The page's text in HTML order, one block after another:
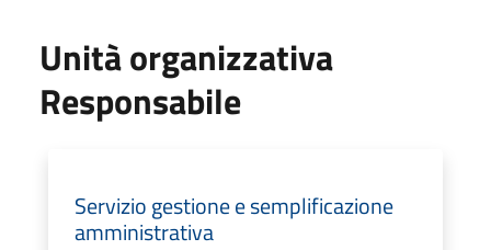
Unità organizzativa
Responsabile
Servizio gestione e semplificazione
amministrativa